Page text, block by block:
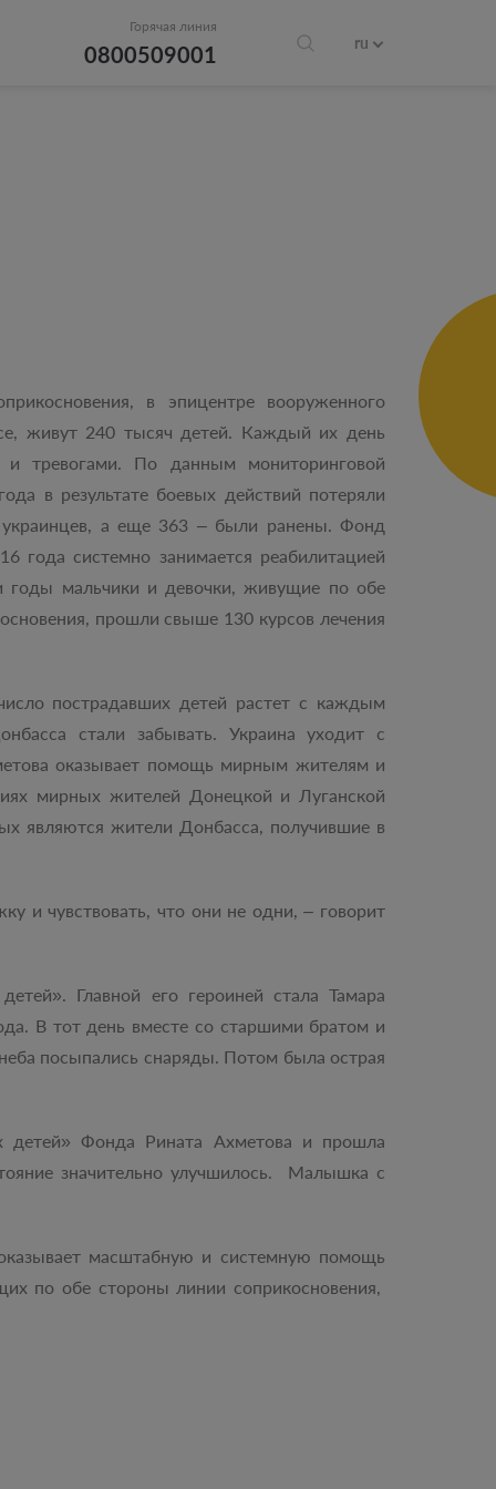
Горячая линия
0800509001 ru
в эпицентре вооруженного
живут 240 тысяч детей. Каждый их день
и тревогами. По данным мониторинговой
в результате боевых действий потеряли
а еще 363 – были ранены. Фонд
года системно занимается реабилитацией
годы мальчики и девочки, живущие по обе
прошли свыше 130 курсов лечения
пострадавших детей растет с каждым
стали забывать. Украина уходит с
оказывает помощь мирным жителям и
мирных жителей Донецкой и Луганской
являются жители Донбасса, получившие в
и чувствовать, что они не одни, – говорит
Главной его героиней стала Тамара
В тот день вместе со старшими братом и
посыпались снаряды. Потом была острая
детей» Фонда Рината Ахметова и прошла
значительно улучшилось. Малышка с
масштабную и системную помощь
по обе стороны линии соприкосновения,